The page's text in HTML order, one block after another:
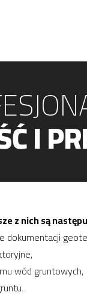
I
z nich są
dokumentacji
wód gruntowych,